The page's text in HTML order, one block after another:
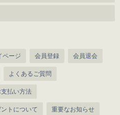
ページ 会員登録 会員退会
よくあるご質問
払い方法
トについて 重要なお知らせ